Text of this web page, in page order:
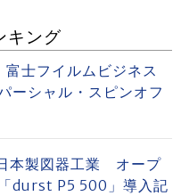
キング
士フイルムビジネス
ーシャル・スピンオフ
本製図器工業 オープ
durst P5 500」導入記